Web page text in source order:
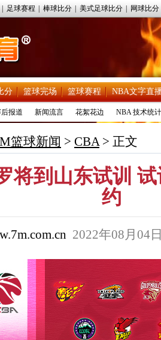
足球赛程 棒球比分 美式足球比分 网球比分
分 篮球完场 篮球赛程 NBA文字直
报道 新闻流言 花絮花边 NBA 技术统计
篮球新闻 > CBA> 正文
将到山东试训
约
2022年08月04